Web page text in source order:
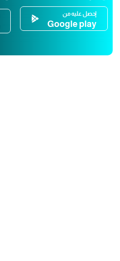
إحصل عليه من
Google play